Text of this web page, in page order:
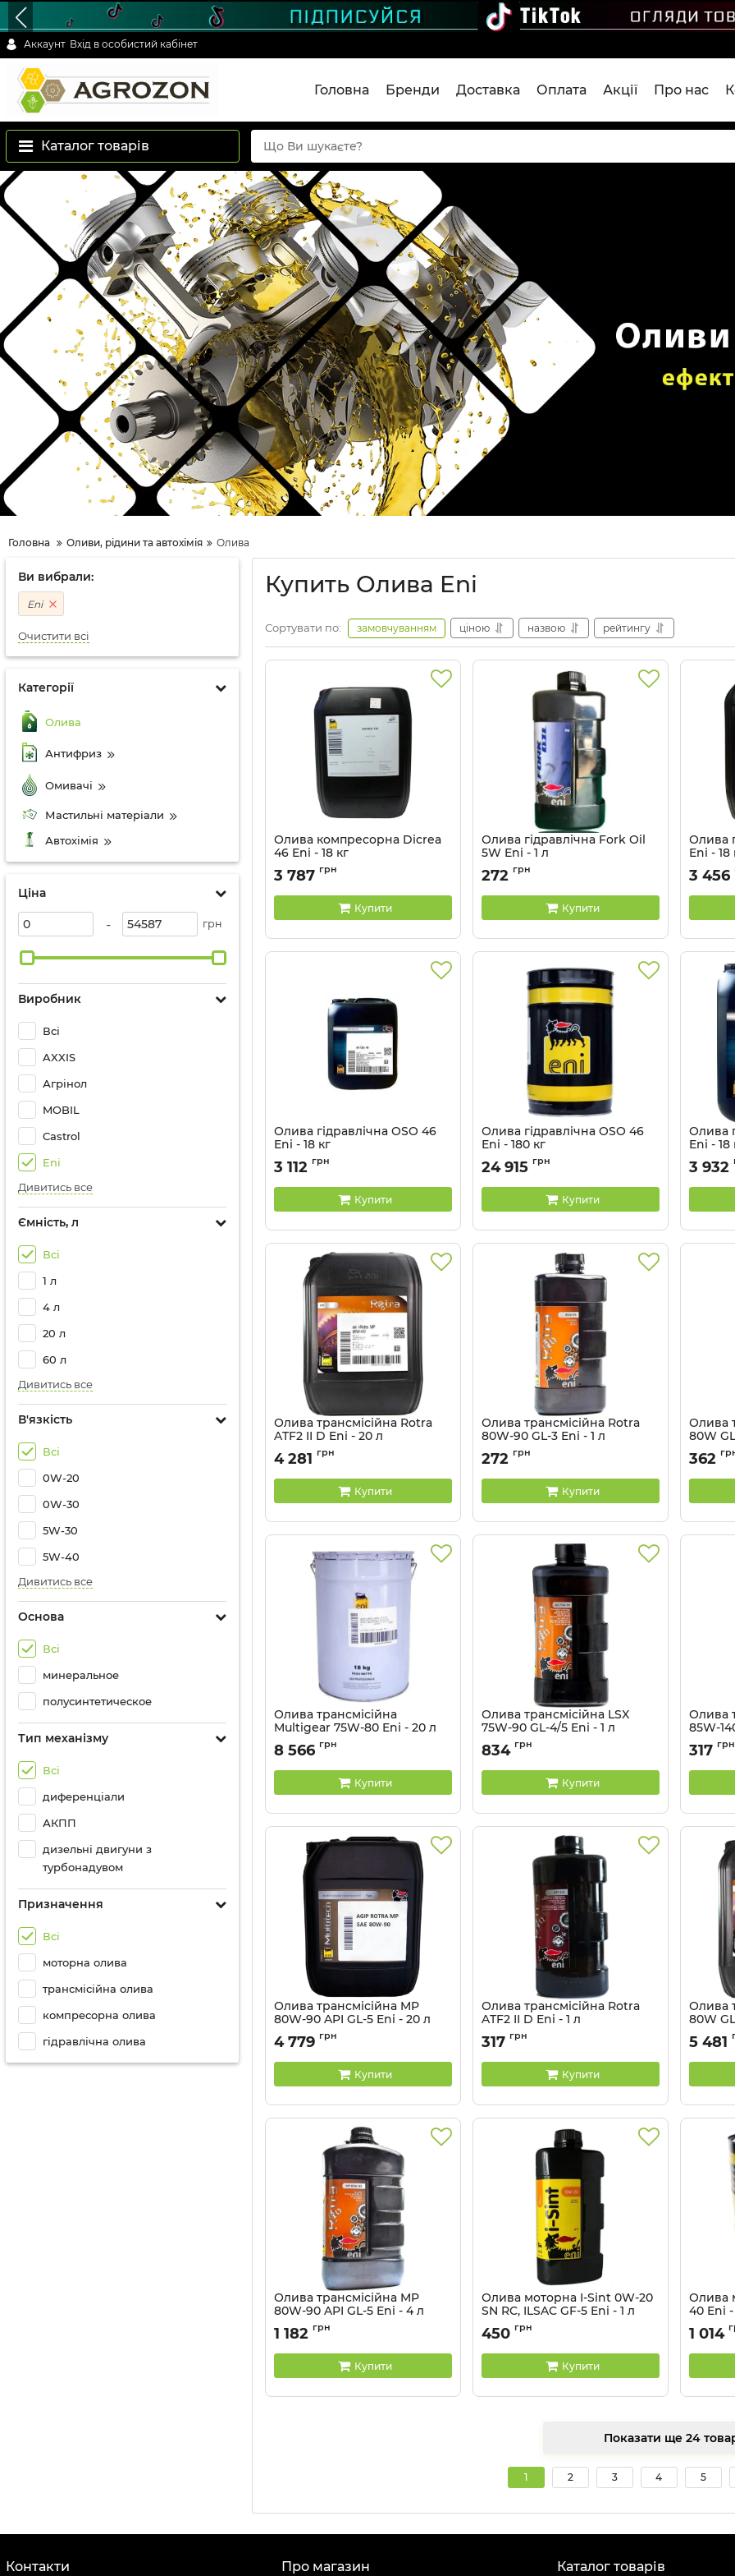
Аккаунт Вхід в особистий кабінет
Головна Бренди Доставка Оплата Акції Про нас
Каталог товарів
Головна Оливи, рідини та автохімія Олива
Ви вибрали:
Eni
Очистити всі
Категорії
Олива
Антифриз
Омивачі
Мастильні матеріали
Автохімія
Ціна
- грн
Виробник
Всі
AXXIS
Агрінол
MOBIL
Castrol
Eni
Дивитись все
Ємність, л
Всі
1 л
4 л
20 л
60 л
Дивитись все
В'язкість
Всі
0W-20
0W-30
5W-30
5W-40
Дивитись все
Основа
Всі
минеральное
полусинтетическое
Тип механізму
Всі
диференціали
АКПП
дизельні двигуни з
турбонадувом
Призначення
Всі
моторна олива
трансмісійна олива
компресорна олива
гідравлічна олива
Купить Олива Eni
Сортувати по: замовчуванням ціною назвою рейтингу
Олива компресорна Dicrea
46 Eni - 18 кг
Артикул: 282150
3 787 грн
Купити
Олива гідравлічна Fork Oil
5W Eni - 1 л
Артикул: 142596
272 грн
Купити
Олива
Eni - 18
Артикул:
3 456
Олива гідравлічна OSO 46
Eni - 18 кг
Артикул: 230350
3 112 грн
Купити
Олива гідравлічна OSO 46
Eni - 180 кг
Артикул: 230311
24 915 грн
Купити
Олива
Eni - 18
Артикул:
3 932
Олива трансмісійна Rotra
ATF2 II D Eni - 20 л
Артикул: 129750
4 281 грн
Купити
Олива трансмісійна Rotra
80W-90 GL-3 Eni - 1 л
Артикул: 128496
272 грн
Купити
Олива
80W
Артикул:
362
Олива трансмісійна
Multigear 75W-80 Eni - 20 л
Артикул: 555650
8 566 грн
Купити
Олива трансмісійна LSX
75W-90 GL-4/5 Eni - 1 л
Артикул: 129096
834 грн
Купити
Олива
85W-
Артикул:
317 грн
Олива трансмісійна MP
80W-90 API GL-5 Eni - 20 л
Артикул: 127550
4 779 грн
Купити
Олива трансмісійна Rotra
ATF2 II D Eni - 1 л
Артикул: 129796
317 грн
Купити
Олива
80W
Артикул:
5 481
Олива трансмісійна MP
80W-90 API GL-5 Eni - 4 л
Артикул: 127597
1 182 грн
Купити
Олива моторна I-Sint 0W-20
SN RC, ILSAC GF-5 Eni - 1 л
Артикул: 104496
450 грн
Купити
Олива
40 Eni
Артикул:
1 014
Показати ще 24
1 2 3 4 5
Контакти Про магазин Каталог товарів